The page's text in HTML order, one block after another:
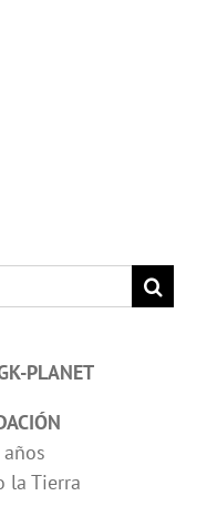
PLANET
la Tierra